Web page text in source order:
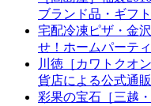
ブランド品・ギフ
宅配冷凍ピザ・金
せ！ホームパーテ
川徳［カワトクオ
貨店による公式通販
彩果の宝石［三越